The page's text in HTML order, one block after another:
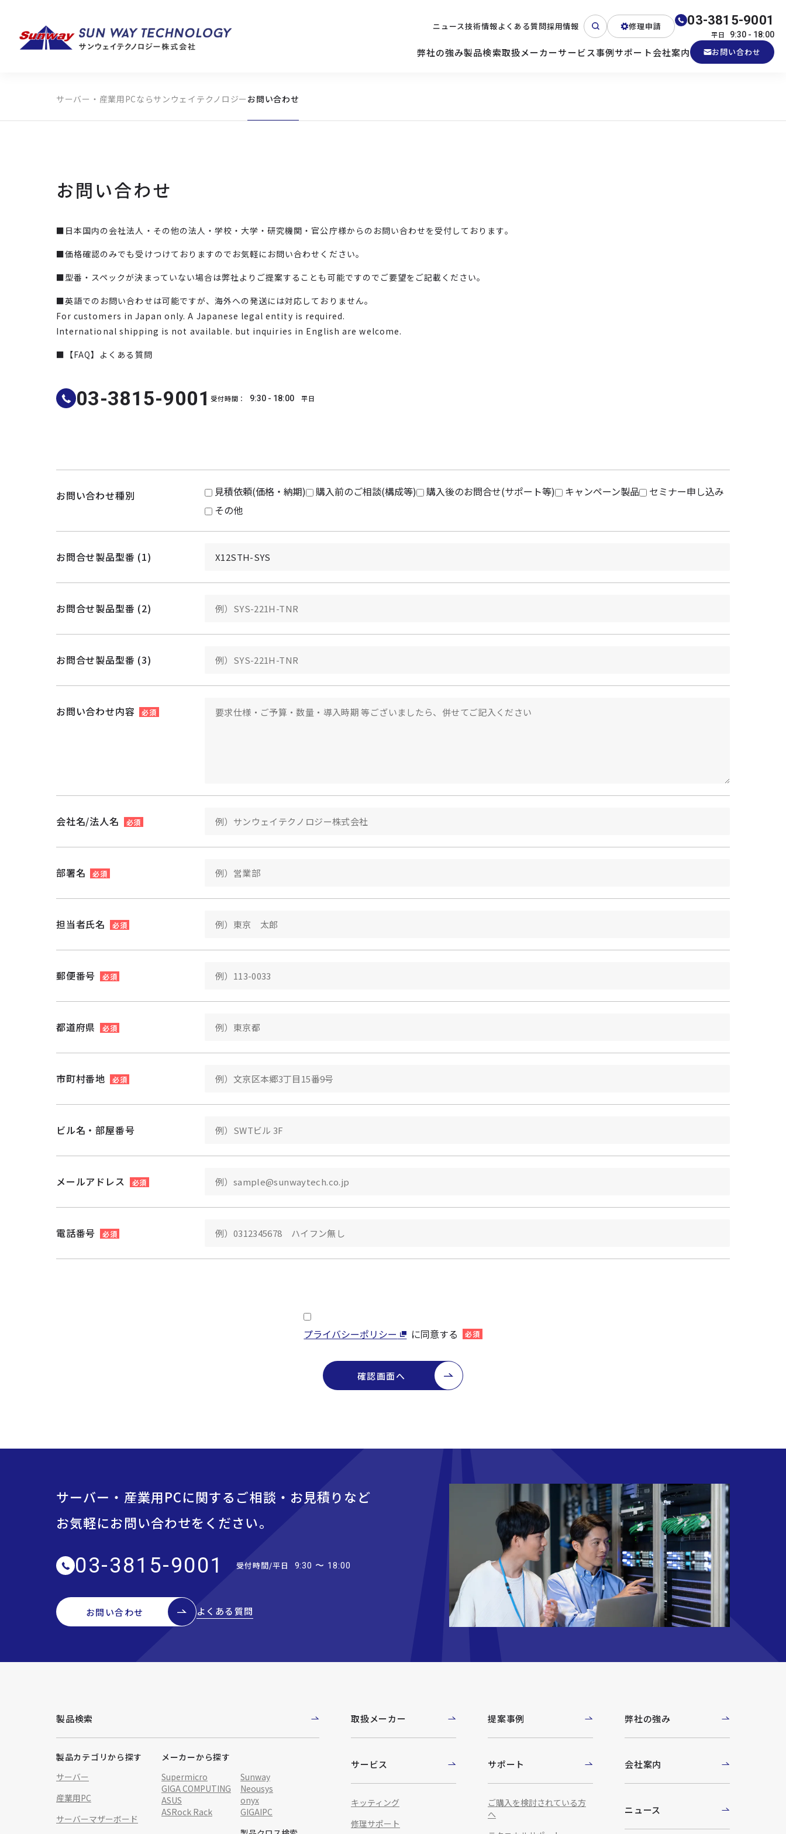
ニュース技術情報よくある質問採用情報 修理申請 03-3815-9001
平日 9:30 - 18:00
弊社の強み製品検索
製品カテゴリから探す
メーカーから探す
サーバー 産業用PC
取扱メーカーサービス事例サポート会社案内 お問い合わせ
サーバー・産業用PCならサンウェイテクノロジー お問い合わせ
お問い合わせ
■日本国内の会社法人・その他の法人・学校・大学・研究機関・官公庁様からのお問い合わせを受付しております。
■価格確認のみでも受けつけておりますのでお気軽にお問い合わせください。
■型番・スペックが決まっていない場合は弊社よりご提案することも可能ですのでご要望をご記載ください。
■英語でのお問い合わせは可能ですが、海外への発送には対応しておりません。
For customers in Japan only. A Japanese legal entity is required.
International shipping is not available. but inquiries in English are welcome.
■【FAQ】よくある質問
03-3815-9001 受付時間： 9:30 - 18:00 平日
お問い合わせ種別 見積依頼(価格・納期) 購入前のご相談(構成等) 購入後のお問合せ(サポート等) キャンペーン製品
セミナー申し込み
その他
お問合せ製品型番 (1)
お問合せ製品型番 (2)
お問合せ製品型番 (3)
お問い合わせ内容 必須
会社名/法人名 必須
部署名 必須
担当者氏名 必須
郵便番号 必須
都道府県 必須
市町村番地 必須
ビル名・部屋番号
メールアドレス 必須
電話番号 必須
プライバシーポリシー に同意する 必須
確認画面へ
サーバー・産業用PCに関するご相談・お見積りなど
お気軽にお問い合わせをください。
03-3815-9001 受付時間/平日 9:30 〜 18:00
お問い合わせ よくある質問
製品検索
製品カテゴリから探す
サーバー
産業用PC
サーバーマザーボード
メーカーから探す
Supermicro
Sunway
GIGA COMPUTING
Neousys
ASUS
onyx
ASRock Rack
GIGAIPC
取扱メーカー
サービス
キッティング
修理サポート
提案事例
サポート
ご購入を検討されている方
へ
弊社の強み
会社案内
ニュース